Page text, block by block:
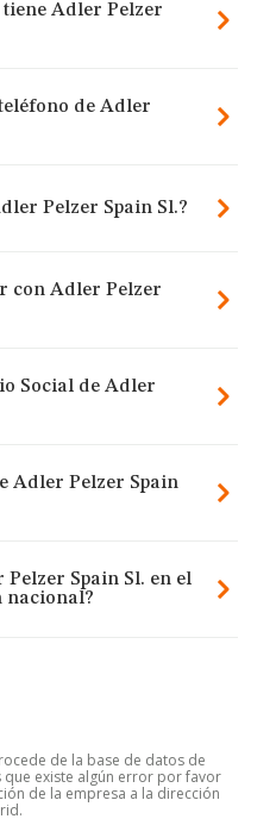
Adler Pelzer
de Adler
Pelzer Spain Sl.?
con Adler Pelzer
Social de Adler
Adler Pelzer Spain
Spain Sl. en el
de la base de datos de
que existe algún error por favor
de la empresa a la dirección